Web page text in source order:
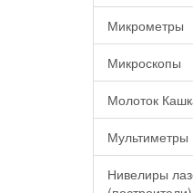
Микрометры
Микроскопы
Молоток
Мультиметры
Нивелиры